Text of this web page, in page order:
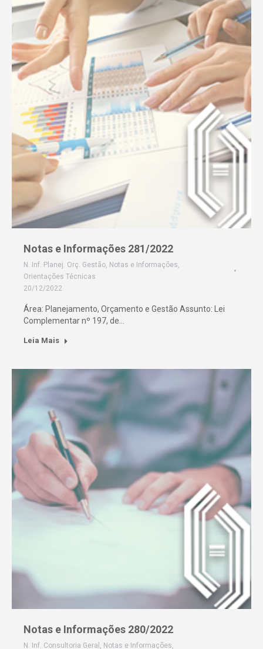
Notas e Informações 281/2022
N. Inf. Planej. Orç. Gestão, Notas e Informações,
Orientações Técnicas
20/12/2022
Área: Planejamento, Orçamento e Gestão Assunto: Lei
Complementar nº 197, de…
Leia Mais
Notas e Informações 280/2022
N. Inf. Consultoria Geral , Notas e Informações,